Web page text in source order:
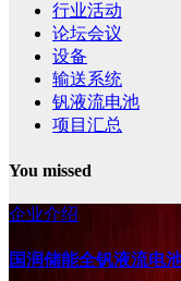
行业活动
论坛会议
设备
输送系统
钒液流电池
项目汇总
You missed
企业介绍
国润储能全钒液流电